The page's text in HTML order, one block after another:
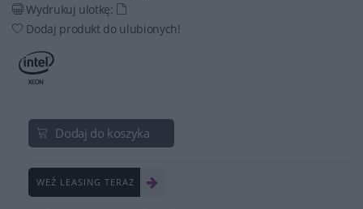
Wydrukuj ulotkę:
Dodaj produkt do ulubionych!
Dodaj do koszyka
WEŹ LEASING TERAZ